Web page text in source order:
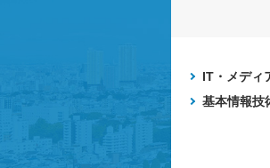
IT・メディ
基本情報技